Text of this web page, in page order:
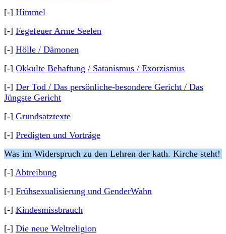
[-] Himmel
[-] Fegefeuer Arme Seelen
[-] Hölle / Dämonen
[-] Okkulte Behaftung / Satanismus / Exorzismus
[-] Der Tod / Das persönliche-besondere Gericht / Das
Jüngste Gericht
[-] Grundsatztexte
[-] Predigten und Vorträge
Was im Widerspruch zu den Lehren der kath. Kirche steht!
[-] Abtreibung
[-] Frühsexualisierung und GenderWahn
[-] Kindesmissbrauch
[-] Die neue Weltreligion